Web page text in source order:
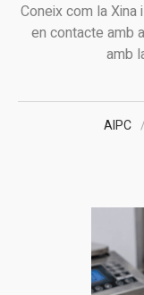
Coneix com la
en contacte amb
amb
AIPC